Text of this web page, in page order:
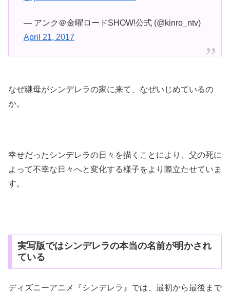
— アンク＠金曜ロードSHOW!公式 (@kinro_ntv)
April 21, 2017
なぜ継母がシンデレラの家に来て、なぜいじめているの
か。
幸せだったシンデレラの日々を描くことにより、父の死に
よって不幸な日々へと変化する様子をより際立たせていま
す。
実写版ではシンデレラの本当の名前が明かされ
ている
ディズニーアニメ『シンデレラ』では、最初から最後まで